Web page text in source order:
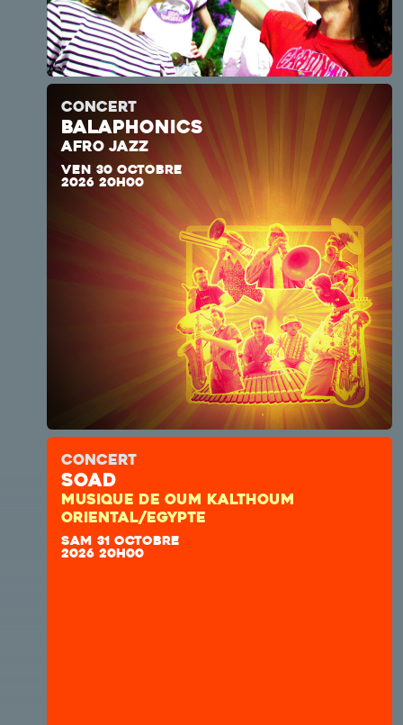
CONCERT
BALAPHONICS
AFRO JAZZ
VEN 30 OCTOBRE
2026 20H00
CONCERT
SOAD
MUSIQUE DE OUM KALTHOUM
ORIENTAL/EGYPTE
SAM 31 OCTOBRE
2026 20H00